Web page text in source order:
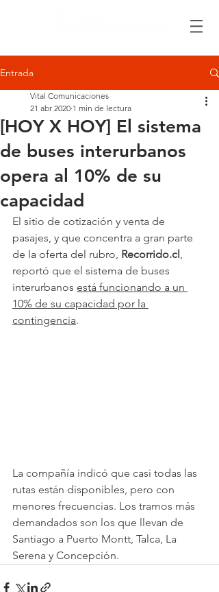
Entrada
[HOY X HOY] El sistema
de buses interurbanos
opera al 10% de su
capacidad
Vital Comunicaciones
21 abr 2020 1 min de lectura
El sitio de cotización y venta de
pasajes, y que concentra a gran parte
de la oferta del rubro, Recorrido.cl,
reportó que el sistema de buses
interurbanos está funcionando a un
10% de su capacidad por la
contingencia.
La compañía indicó que casi todas las
rutas están disponibles, pero con
menores frecuencias. Los tramos más
demandados son los que llevan de
Santiago a Puerto Montt, Talca, La
Serena y Concepción.